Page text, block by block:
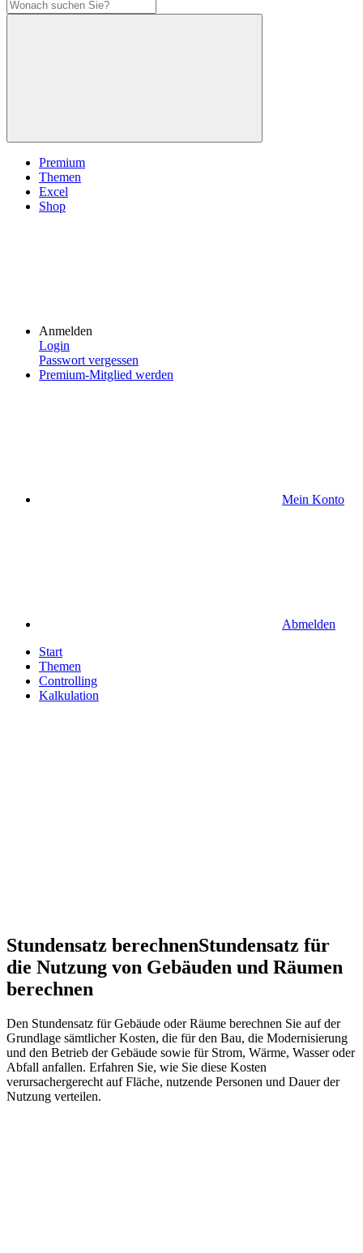
Premium
Themen
Excel
Shop
Anmelden
Login
Passwort vergessen
Premium-Mitglied werden
Mein Konto
Abmelden
Start
Themen
Controlling
Kalkulation
Stundensatz berechnenStundensatz für
die Nutzung von Gebäuden und Räumen
berechnen
Den Stundensatz für Gebäude oder Räume berechnen Sie auf der
Grundlage sämtlicher Kosten, die für den Bau, die Modernisierung
und den Betrieb der Gebäude sowie für Strom, Wärme, Wasser oder
Abfall anfallen. Erfahren Sie, wie Sie diese Kosten
verursachergerecht auf Fläche, nutzende Personen und Dauer der
Nutzung verteilen.